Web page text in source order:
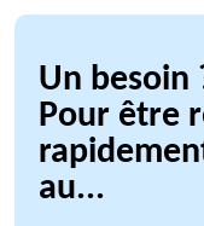
Un besoin
Pour être
au...